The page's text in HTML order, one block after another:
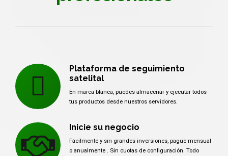
Plataforma de seguimiento
satelital
En marca blanca, puedes almacenar y ejecutar todos
tus productos desde nuestros servidores.
Inicie su negocio
Fácilmente y sin grandes inversiones, pague mensual
o anualmente . Sin cuotas de configuración. Todo